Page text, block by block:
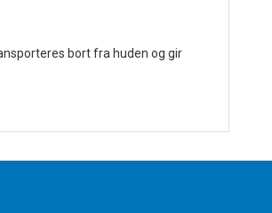
bort fra huden og gir